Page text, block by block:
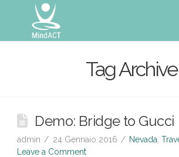
Tag Archive
Demo: Bridge to Gucci
admin 24 Gennaio 2016 Nevada ,
Leave a Comment